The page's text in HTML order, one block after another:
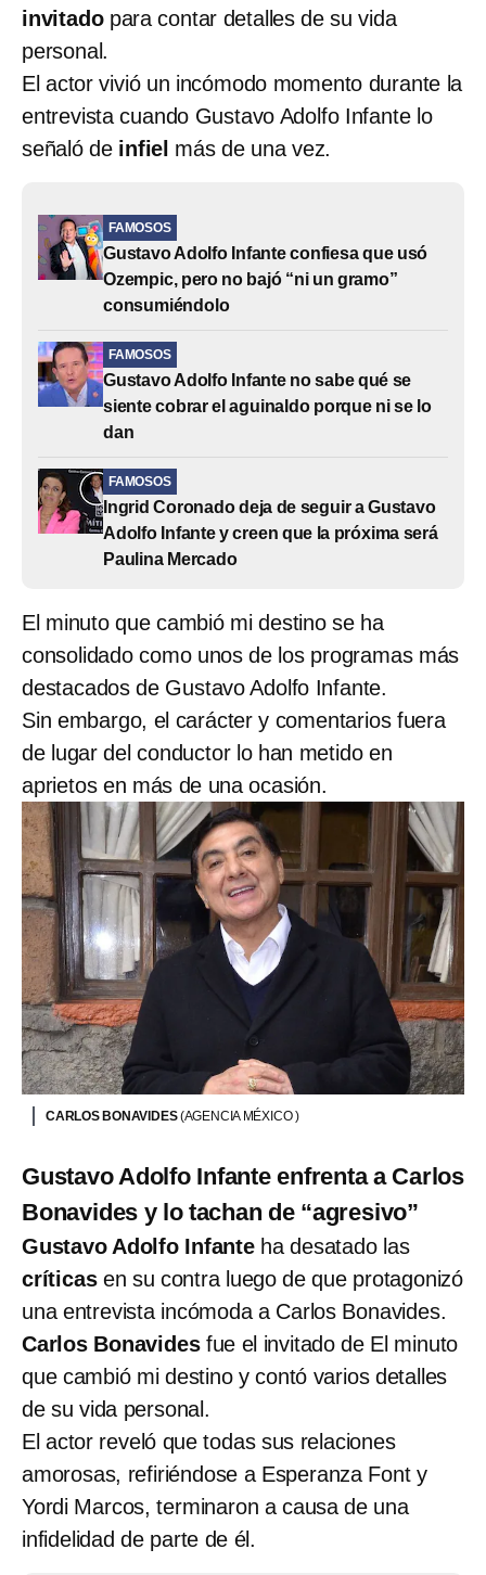
invitadopara contar detalles de su vida
personal.
El actor vivió un incómodo momento durante la
entrevista cuando Gustavo Adolfo Infante lo
señaló de infiel más de una vez.
FAMOSOS
Gustavo Adolfo Infante confiesa que usó
Ozempic, pero no bajó “ni un gramo”
consumiéndolo
FAMOSOS
Gustavo Adolfo Infante no sabe qué se
siente cobrar el aguinaldo porque ni se lo
dan
FAMOSOS
Ingrid Coronado deja de seguir a Gustavo
Adolfo Infante y creen que la próxima será
Paulina Mercado
El minuto que cambió mi destino se ha
consolidado como unos de los programas más
destacados de Gustavo Adolfo Infante.
Sin embargo, el carácter y comentarios fuera
de lugar del conductor lo han metido en
aprietos en más de una ocasión.
CARLOS BONAVIDES(AGENCIA MÉXICO )
Gustavo Adolfo Infante enfrenta a Carlos
Bonavides y lo tachan de “agresivo”
Gustavo Adolfo Infanteha desatado las
críticasen su contra luego de que protagonizó
una entrevista incómoda a Carlos Bonavides.
Carlos Bonavidesfue el invitado de El minuto
que cambió mi destino y contó varios detalles
de su vida personal.
El actor reveló que todas sus relaciones
amorosas, refiriéndose a Esperanza Font y
Yordi Marcos, terminaron a causa de una
infidelidad de parte de él.